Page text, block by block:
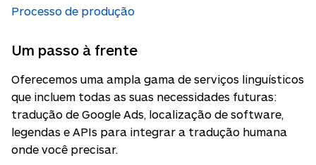
Processo de produção
Um passo à frente
Oferecemos uma ampla gama de serviços linguísticos
que incluem todas as suas necessidades futuras:
tradução de Google Ads, localização de software,
legendas e APIs para integrar a tradução humana
onde você precisar.